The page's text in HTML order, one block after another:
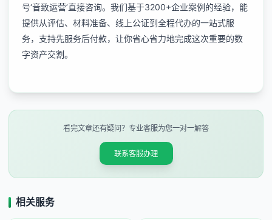
号‘音致运营’直接咨询。我们基于3200+企业案例的经验，能
提供从评估、材料准备、线上公证到全程代办的一站式服
务，支持先服务后付款，让你省心省力地完成这次重要的数
字资产交割。
看完文章还有疑问？专业客服为您一对一解答
联系客服办理
相关服务